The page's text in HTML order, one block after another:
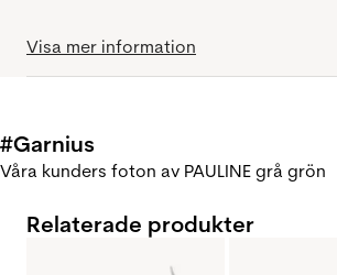
Visa mer information
#Garnius
Våra kunders foton av PAULINE grå grön
Relaterade produkter